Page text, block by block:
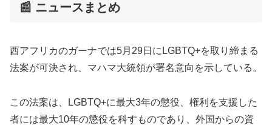
📰 ニュースまとめ
西アフリカのガーナでは5月29日にLGBTQ+を取り締まる
法案が可決され、マハマ大統領が署名意向を示している。
この法案は、LGBTQ+に最大3年の懲役、権利を支援した
者には最大10年の懲役を科すものであり、外国からの資